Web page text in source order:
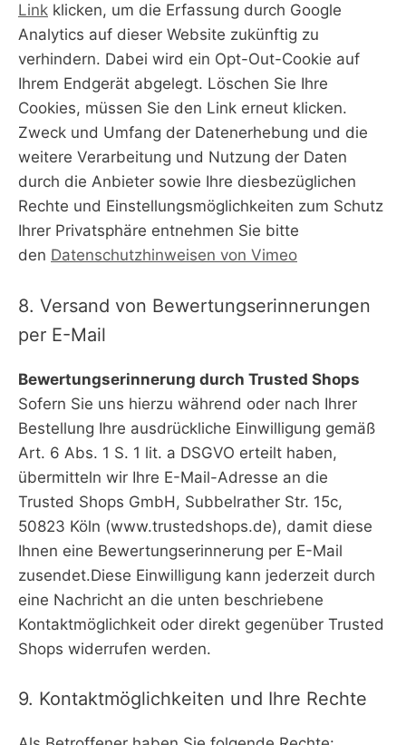
Link klicken, um die Erfassung durch Google
Analytics auf dieser Website zukünftig zu
verhindern. Dabei wird ein Opt-Out-Cookie auf
Ihrem Endgerät abgelegt. Löschen Sie Ihre
Cookies, müssen Sie den Link erneut klicken.
Zweck und Umfang der Datenerhebung und die
weitere Verarbeitung und Nutzung der Daten
durch die Anbieter sowie Ihre diesbezüglichen
Rechte und Einstellungsmöglichkeiten zum Schutz
Ihrer Privatsphäre entnehmen Sie bitte
den Datenschutzhinweisen von Vimeo
8. Versand von Bewertungserinnerungen
per E-Mail
Bewertungserinnerung durch Trusted Shops
Sofern Sie uns hierzu während oder nach Ihrer
Bestellung Ihre ausdrückliche Einwilligung gemäß
Art. 6 Abs. 1 S. 1 lit. a DSGVO erteilt haben,
übermitteln wir Ihre E-Mail-Adresse an die
Trusted Shops GmbH, Subbelrather Str. 15c,
50823 Köln (www.trustedshops.de), damit diese
Ihnen eine Bewertungserinnerung per E-Mail
zusendet.Diese Einwilligung kann jederzeit durch
eine Nachricht an die unten beschriebene
Kontaktmöglichkeit oder direkt gegenüber Trusted
Shops widerrufen werden.
9. Kontaktmöglichkeiten und Ihre Rechte